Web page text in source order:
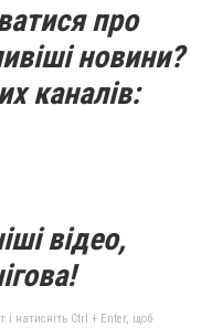
про
новини?
каналів:
відео,
і натисніть Ctrl + Enter, щоб